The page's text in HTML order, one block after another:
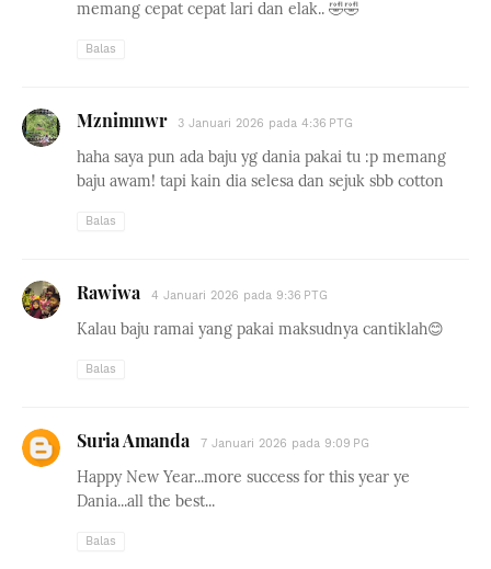
memang cepat cepat lari dan elak.. 🤣🤣
Balas
Mznimnwr 3 Januari 2026 pada 4:36 PTG
haha saya pun ada baju yg dania pakai tu :p memang
baju awam! tapi kain dia selesa dan sejuk sbb cotton
Balas
Rawiwa 4 Januari 2026 pada 9:36 PTG
Kalau baju ramai yang pakai maksudnya cantiklah😊
Balas
Suria Amanda 7 Januari 2026 pada 9:09 PG
Happy New Year...more success for this year ye
Dania...all the best...
Balas